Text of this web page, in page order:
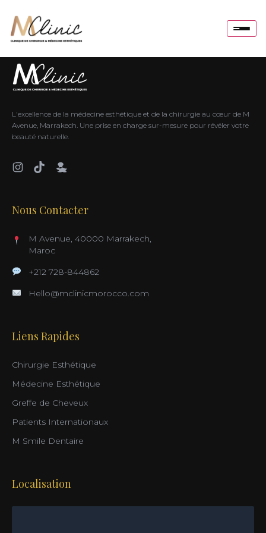
L'excellence de la médecine esthétique et de la chirurgie au cœur de M
Avenue, Marrakech. Une prise en charge sur-mesure pour révéler votre
beauté naturelle.
Nous Contacter
M Avenue, 40000 Marrakech,
Maroc
+212 728-844862
Hello@mclinicmorocco.com
Liens Rapides
Chirurgie Esthétique
Médecine Esthétique
Greffe de Cheveux
Patients Internationaux
M Smile Dentaire
Localisation